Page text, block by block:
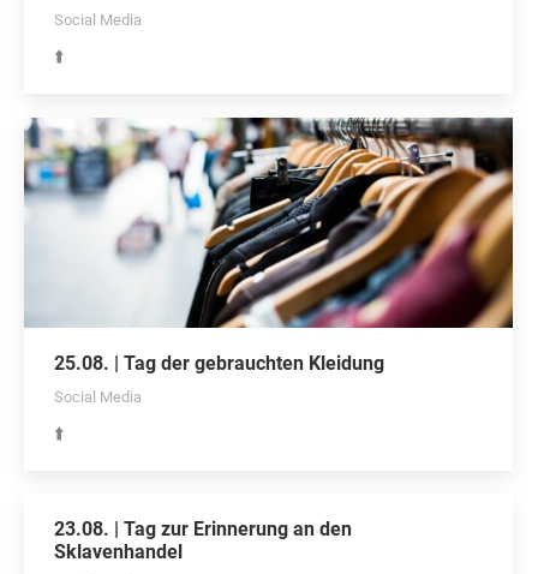
Social Media
⬆️
25.08. | Tag der gebrauchten Kleidung
Social Media
⬆️
23.08. | Tag zur Erinnerung an den
Sklavenhandel